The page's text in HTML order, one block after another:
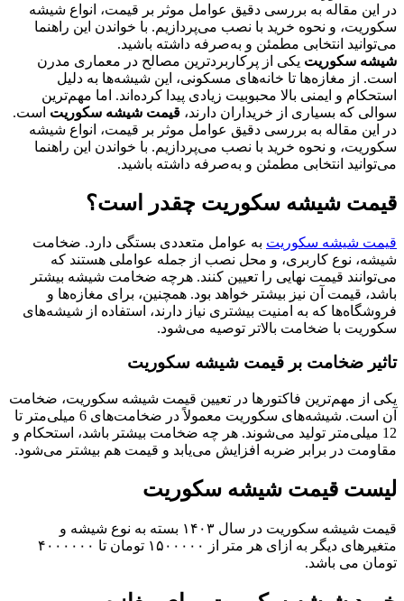
در این مقاله به بررسی دقیق عوامل موثر بر قیمت، انواع شیشه
سکوریت، و نحوه خرید با نصب می‌پردازیم. با خواندن این راهنما
می‌توانید انتخابی مطمئن و به‌صرفه داشته باشید.
شیشه سکوریت یکی از پرکاربردترین مصالح در معماری مدرن
است. از مغازه‌ها تا خانه‌های مسکونی، این شیشه‌ها به دلیل
استحکام و ایمنی بالا محبوبیت زیادی پیدا کرده‌اند. اما مهم‌ترین
سوالی که بسیاری از خریداران دارند، قیمت شیشه سکوریت است.
در این مقاله به بررسی دقیق عوامل موثر بر قیمت، انواع شیشه
سکوریت، و نحوه خرید با نصب می‌پردازیم. با خواندن این راهنما
می‌توانید انتخابی مطمئن و به‌صرفه داشته باشید.
قیمت شیشه سکوریت چقدر است؟
قیمت شیشه سکوریت به عوامل متعددی بستگی دارد. ضخامت
شیشه، نوع کاربری، و محل نصب از جمله عواملی هستند که
می‌توانند قیمت نهایی را تعیین کنند. هرچه ضخامت شیشه بیشتر
باشد، قیمت آن نیز بیشتر خواهد بود. همچنین، برای مغازه‌ها و
فروشگاه‌ها که به امنیت بیشتری نیاز دارند، استفاده از شیشه‌های
سکوریت با ضخامت بالاتر توصیه می‌شود.
تاثیر ضخامت بر قیمت شیشه سکوریت
یکی از مهم‌ترین فاکتورها در تعیین قیمت شیشه سکوریت، ضخامت
آن است. شیشه‌های سکوریت معمولاً در ضخامت‌های 6 میلی‌متر تا
12 میلی‌متر تولید می‌شوند. هر چه ضخامت بیشتر باشد، استحکام و
مقاومت در برابر ضربه افزایش می‌یابد و قیمت هم بیشتر می‌شود.
لیست قیمت شیشه سکوریت
قیمت شیشه سکوریت در سال ۱۴۰۳ بسته به نوع شیشه و
متغیرهای دیگر به ازای هر متر از ۱۵۰۰۰۰۰ تومان تا ۴۰۰۰۰۰۰
تومان می باشد.